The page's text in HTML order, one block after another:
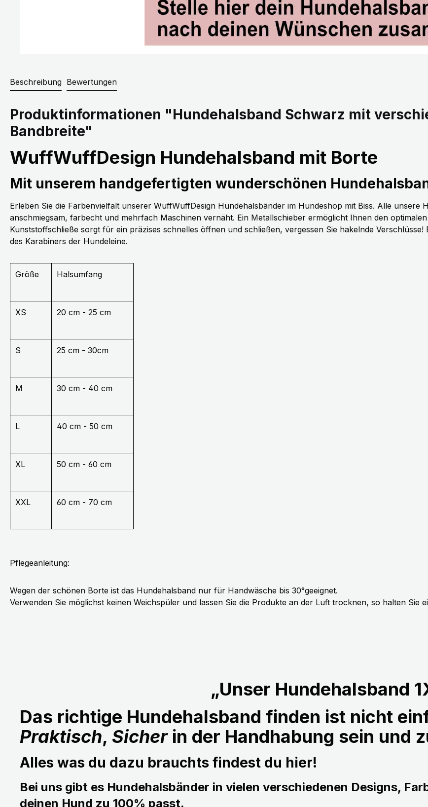
Beschreibung Bewertungen
Produktinformationen "Hundehalsband Schwarz mit
Bandbreite"
WuffWuffDesign Hundehalsband mit Borte
Mit unserem handgefertigten wunderschönen
Erleben Sie die Farbenvielfalt unserer WuffWuffDesign Hundehalsbänder im Hundeshop mit Biss. Alle unsere
anschmiegsam, farbecht und mehrfach Maschinen vernäht. Ein Metallschieber ermöglicht Ihnen den
Kunststoffschließe sorgt für ein präzises schnelles öffnen und schließen, vergessen Sie hakelnde
des Karabiners der Hundeleine.
Größe Halsumfang
XS 20 cm - 25 cm
S 25 cm - 30cm
M 30 cm - 40 cm
L 40 cm - 50 cm
XL 50 cm - 60 cm
XXL 60 cm - 70 cm
Pflegeanleitung:
Wegen der schönen Borte ist das Hundehalsband nur für Handwäsche bis 30°geeignet.
Verwenden Sie möglichst keinen Weichspüler und lassen Sie die Produkte an der Luft trocknen, so halten Sie
„Unser Hundehalsband
Das richtige Hundehalsband finden ist nicht
Praktisch, Sicherin der Handhabung sein und
Alles was du dazu brauchts findest du hier!
Bei uns gibt es Hundehalsbänder in vielen verschiedenen Designs,
deinen Hund zu 100% passt.